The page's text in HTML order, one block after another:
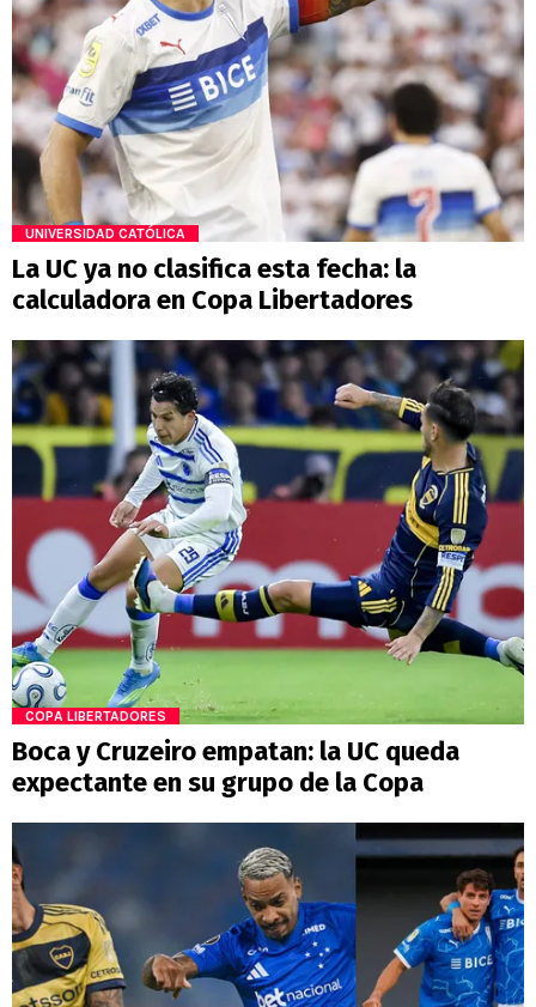
UNIVERSIDAD CATÓLICA
La UC ya no clasifica esta fecha: la
calculadora en Copa Libertadores
COPA LIBERTADORES
Boca y Cruzeiro empatan: la UC queda
expectante en su grupo de la Copa